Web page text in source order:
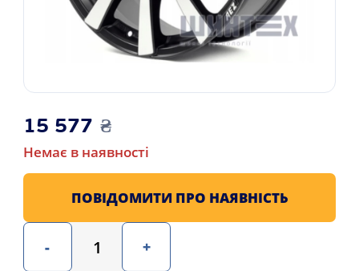
15 577 ₴
Немає в наявності
- +
ПОВІДОМИТИ ПРО НАЯВНІСТЬ